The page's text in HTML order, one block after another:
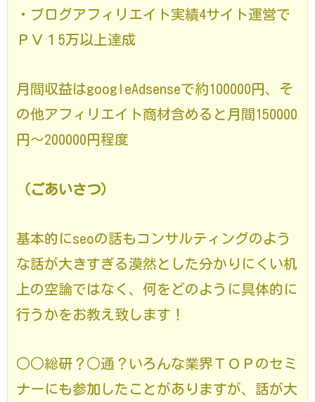
・ブログアフィリエイト実績4サイト運営で
ＰＶ１5万以上達成
月間収益はgoogleAdsenseで約100000円、 そ
の他アフィリエイト商材含めると月間150000
円～200000円程度
（ごあいさつ）
基本的にseoの話もコンサルティングのよう
な話が大きすぎる漠然とした分かりにくい机
上の空論ではなく、何をどのように具体的に
行うかをお教え致します！
○○総研？○通？いろんな業界ＴＯＰのセミ
ナーにも参加したことがありますが、話が大